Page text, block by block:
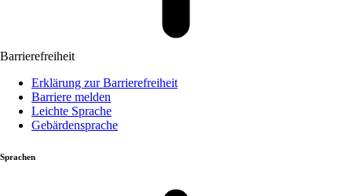
Barrierefreiheit
Erklärung zur Barrierefreiheit
Barriere melden
Leichte Sprache
Gebärdensprache
Sprachen